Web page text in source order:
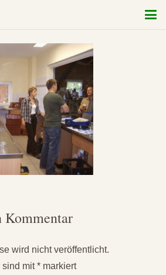
Kommentar
wird nicht veröffentlicht.
sind mit* markiert